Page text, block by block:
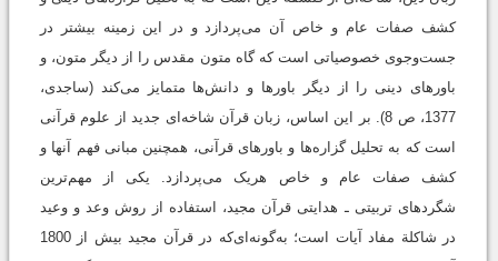
کشف صفات عام و خاص آن می‌پردازد و در این زمينه بیشتر در
جست‌وجوی خصوصیاتی است که گاه متون مقدس را از ديگر متون، و
باورهای دینی را از ديگر باورها و دانش‌ها متمایز می‌کند (ساجدی،
1377، ص 8). بر این اساس، زبان قرآن شاخه‌ای جدید از علوم قرآنی
است که به تحلیل گزاره‌ها و باورهای قرآنی، همچنين مبانی فهم آنها و
کشف صفات عام و خاص هریک می‌پردازد. یکی از مهم‌ترین
شگردهای تربیتی ـ هدایتی قرآن مجید، استفاده از روش وعد و وعید
در شاکلة مفاد آیات است؛ به‌گونه‌ای‌که در قرآن مجید بیش از 1800